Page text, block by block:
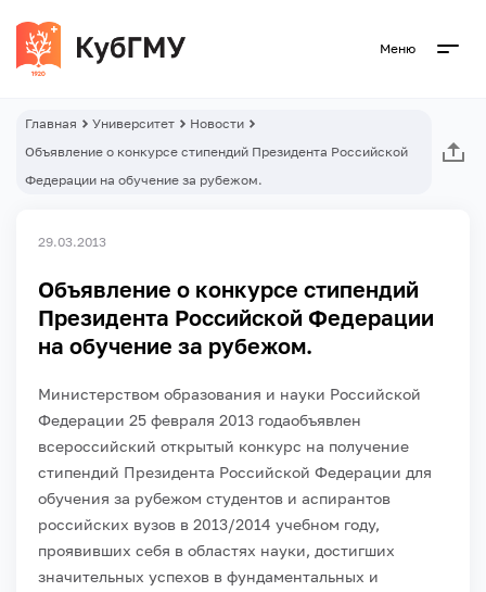
Меню
Главная Университет
Новости
Объявление о конкурсе стипендий Президента Российской
Федерации на обучение за рубежом.
29.03.2013
Объявление о конкурсе стипендий
Президента Российской Федерации
на обучение за рубежом.
Министерством образования и науки Российской
Федерации 25 февраля 2013 годаобъявлен
всероссийский открытый конкурс на получение
стипендий Президента Российской Федерации для
обучения за рубежом студентов и аспирантов
российских вузов в 2013/2014 учебном году,
проявивших себя в областях науки, достигших
значительных успехов в фундаментальных и